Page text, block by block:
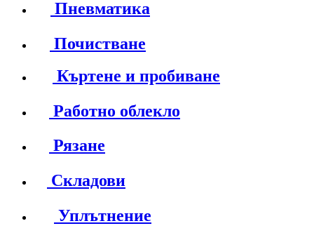
Пневматика
Почистване
Къртене и пробиване
Работно облекло
Рязане
Складови
Уплътнение